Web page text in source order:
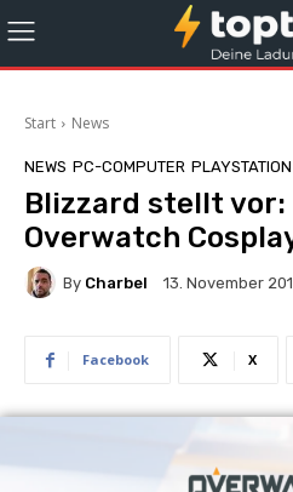
Start News
NEWS PC-COMPUTER PLAYSTATION
Blizzard stellt
Overwatch
By Charbel 13. November
Facebook X